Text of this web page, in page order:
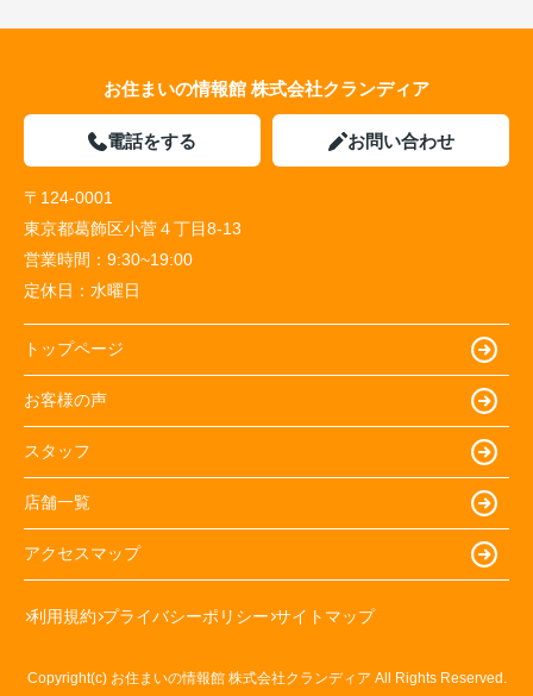
お住まいの情報館 株式会社クランディア
電話をする お問い合わせ
〒124-0001
東京都葛飾区小菅４丁目8-13
営業時間： 9:30~19:00
定休日： 水曜日
トップページ
お客様の声
スタッフ
店舗一覧
アクセスマップ
利用規約 プライバシーポリシー サイトマップ
Copyright(c) お住まいの情報館 株式会社クランディア All Rights Reserved.